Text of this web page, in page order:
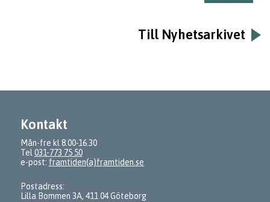
Till Nyhetsarkivet
Kontakt
Mån-fre kl 8.00-16.30
Tel031-773 75 50
e-post: framtiden(a)framtiden.se
Postadress:
Lilla Bommen 3A, 411 04 Göteborg